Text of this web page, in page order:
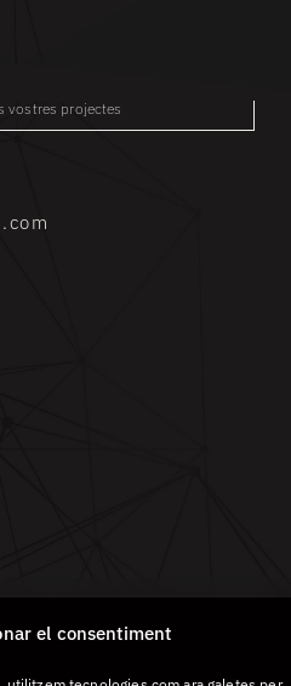
el consentiment
vostres projectes